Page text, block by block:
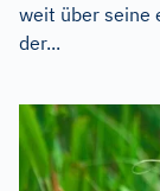
weit über seine
der...